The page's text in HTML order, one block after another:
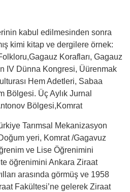
kabul edilmesinden sonra
kimi kitap ve dergilere örnek:
Korafları, Gagauz
IV Dünna Kongresi, Üürenmak
Hem Adetleri, Sabaa
Bölgesi. Üç Aylık Jurnal
Bölgesi,Komrat
Tarımsal Mekanizasyon
yeri, Komrat /Gagavuz
ve Lise Öğrenimini
öğrenimini Ankara Ziraat
arasında görmüş ve 1958
Fakültesi’ne gelerek Ziraat